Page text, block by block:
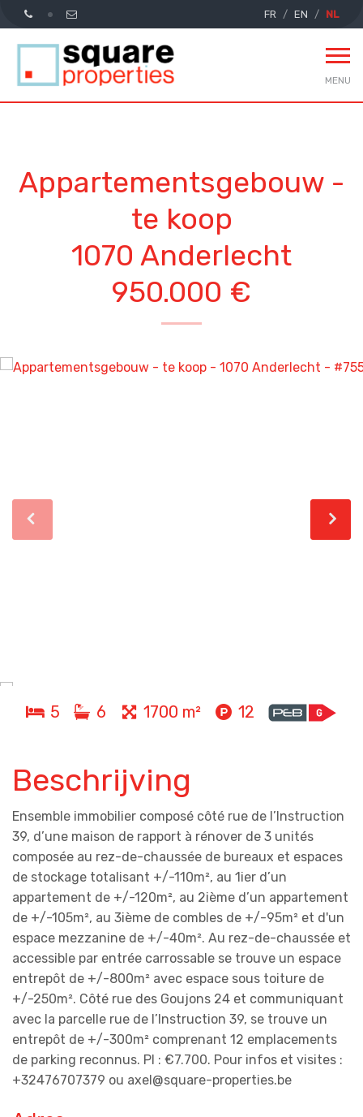
FR EN NL
MENU
Appartementsgebouw -
te koop
1070 Anderlecht
950.000 €
5 6 1700 m² 12
Beschrijving
Ensemble immobilier composé côté rue de l’Instruction
39, d’une maison de rapport à rénover de 3 unités
composée au rez-de-chaussée de bureaux et espaces
de stockage totalisant +/-110m², au 1ier d’un
appartement de +/-120m², au 2ième d’un appartement
de +/-105m², au 3ième de combles de +/-95m² et d'un
espace mezzanine de +/-40m². Au rez-de-chaussée et
accessible par entrée carrossable se trouve un espace
entrepôt de +/-800m² avec espace sous toiture de
+/-250m². Côté rue des Goujons 24 et communiquant
avec la parcelle rue de l’Instruction 39, se trouve un
entrepôt de +/-300m² comprenant 12 emplacements
de parking reconnus. PI : €7.700. Pour infos et visites :
+32476707379 ou axel@square-properties.be